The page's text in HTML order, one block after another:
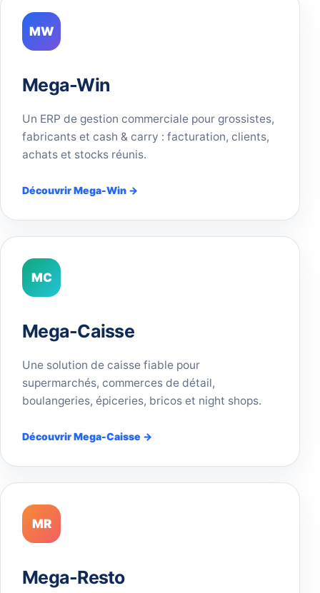
MW
Mega-Win
Un ERP de gestion commerciale pour grossistes,
fabricants et cash & carry : facturation, clients,
achats et stocks réunis.
Découvrir Mega-Win →
MC
Mega-Caisse
Une solution de caisse fiable pour
supermarchés, commerces de détail,
boulangeries, épiceries, bricos et night shops.
Découvrir Mega-Caisse →
MR
Mega-Resto